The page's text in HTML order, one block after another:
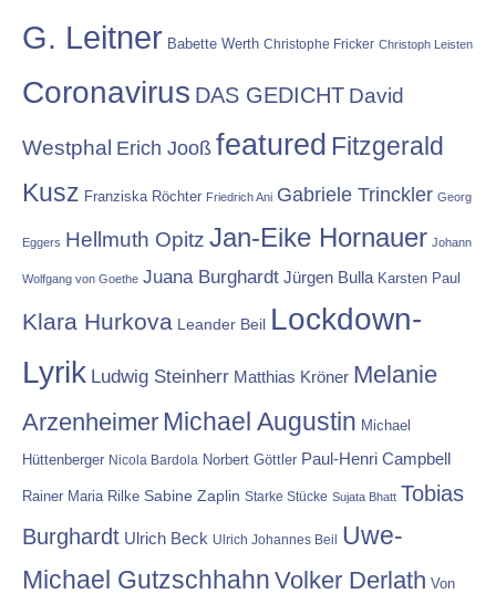
G. Leitner Babette Werth Christophe Fricker Christoph Leisten
Coronavirus DAS GEDICHT David
Westphal Erich Jooß featured Fitzgerald
Kusz Franziska Röchter Friedrich Ani Gabriele Trinckler Georg
Eggers Hellmuth Opitz Jan-Eike Hornauer Johann
Wolfgang von Goethe Juana Burghardt Jürgen Bulla Karsten Paul
Klara Hurkova Leander Beil Lockdown-
Lyrik Ludwig Steinherr Matthias Kröner Melanie
Arzenheimer Michael Augustin Michael
Hüttenberger Nicola Bardola Norbert Göttler Paul-Henri Campbell
Rainer Maria Rilke Sabine Zaplin Starke Stücke Sujata Bhatt Tobias
Burghardt Ulrich Beck Ulrich Johannes Beil Uwe-
Michael Gutzschhahn Volker Derlath Von